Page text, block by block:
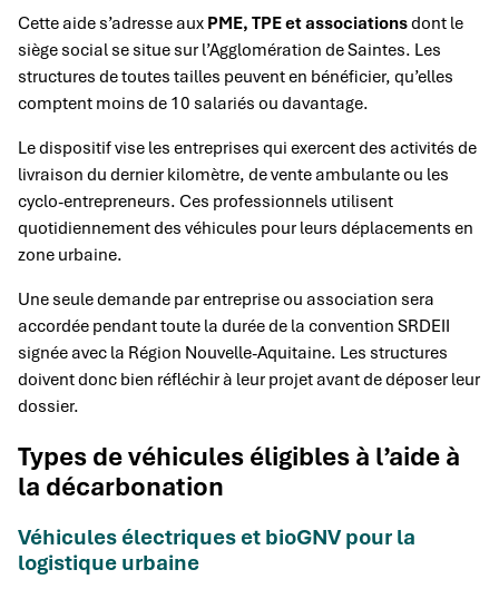
Cette aide s’adresse aux PME, TPE et associationsdont le
siège social se situe sur l’Agglomération de Saintes. Les
structures de toutes tailles peuvent en bénéficier, qu’elles
comptent moins de 10 salariés ou davantage.
Le dispositif vise les entreprises qui exercent des activités de
livraison du dernier kilomètre, de vente ambulante ou les
cyclo-entrepreneurs. Ces professionnels utilisent
quotidiennement des véhicules pour leurs déplacements en
zone urbaine.
Une seule demande par entreprise ou association sera
accordée pendant toute la durée de la convention SRDEII
signée avec la Région Nouvelle-Aquitaine. Les structures
doivent donc bien réfléchir à leur projet avant de déposer leur
dossier.
Types de véhicules éligibles à l’aide à
la décarbonation
Véhicules électriques et bioGNV pour la
logistique urbaine